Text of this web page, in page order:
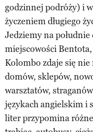
godzinnej podróży) i
życzeniem długiego
Jedziemy na
miejscowości
Kolombo zdaje się nie
domów, sklepów,
warsztatów,
językach angielskim i
liter przypomina